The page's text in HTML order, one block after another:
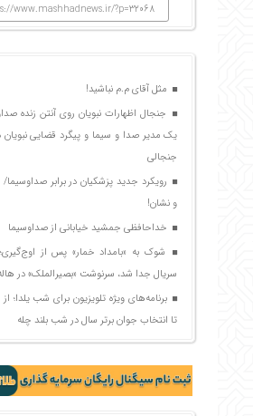
www.mashhadnews.ir/?p=32068
مثل آقای م.م نباشید!
جنجال اظهارات نبویان روی آنتن زنده
یک مدیر صدا و سیما و پیگرد قضایی نبویان
جنجالی
رویکرد جدید پزشکیان در برابر صداوسیما/
و نشان!
خداحافظی جمشید خیابانی از صداوسیما
شوک به «بامداد خمار» پس از
سریال جدا شد، سرنوشت «بصیرالملک» در
برنامه‌های ویژه تلویزیون برای شب یلدا؛
تا انتخاب جوان برتر سال در شب بلند چله